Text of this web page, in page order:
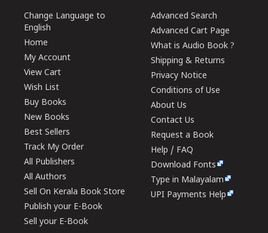
Change Language to
English
Home
My Account
View Cart
Wish List
Buy Books
New Books
Best Sellers
Track My Order
All Publishers
All Authors
Sell On Kerala Book Store
Publish your E-Book
Sell your E-Book
Advanced Search
Advanced Cart Page
What is Audio Book ?
Shipping & Returns
Privacy Notice
Conditions of Use
About Us
Contact Us
Request a Book
Help / FAQ
Download Fonts
Type in Malayalam
UPI Payments Help